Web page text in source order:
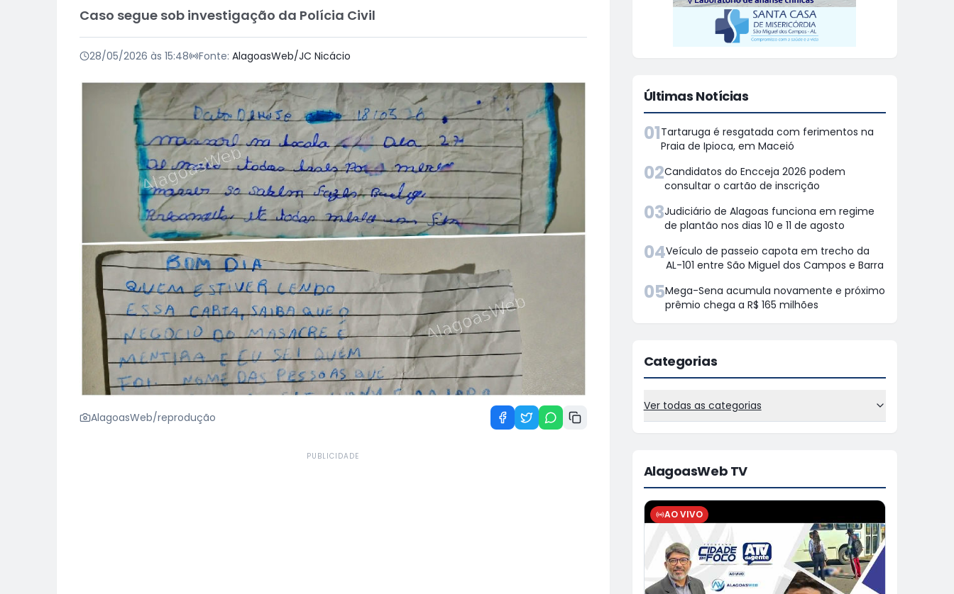
Caso segue sob investigação da Polícia Civil
28/05/2026 às 15:48 Fonte: AlagoasWeb/JC Nicácio
AlagoasWeb/reprodução
PUBLICIDADE
Últimas Notícias
01Tartaruga é resgatada com ferimentos na
Praia de Ipioca, em Maceió
02Candidatos do Encceja 2026 podem
consultar o cartão de inscrição
03Judiciário de Alagoas funciona em regime
de plantão nos dias 10 e 11 de agosto
04Veículo de passeio capota em trecho da
AL-101 entre São Miguel dos Campos e Barra
05Mega-Sena acumula novamente e próximo
prêmio chega a R$ 165 milhões
Categorias
Ver todas as categorias
AlagoasWeb TV
AO VIVO